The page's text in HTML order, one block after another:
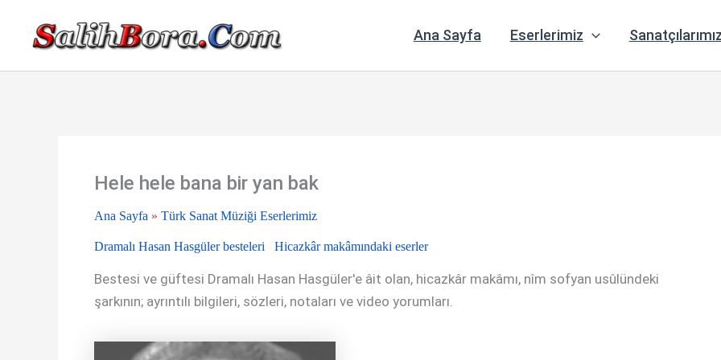
Ana Sayfa Eserlerimiz Sanatçılarımız
Hele hele bana bir yan bak
Ana Sayfa » Türk Sanat Müziği Eserlerimiz
Dramalı Hasan Hasgüler besteleri Hicazkâr makâmındaki eserler
Bestesi ve güftesi Dramalı Hasan Hasgüler'e âit olan, hicazkâr makâmı, nîm sofyan usûlündeki
şarkının; ayrıntılı bilgileri, sözleri, notaları ve video yorumları.